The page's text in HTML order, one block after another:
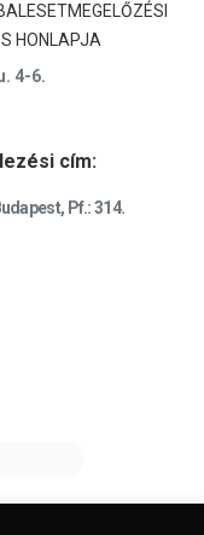
HONLAPJA
4-6.
cím:
Pf.: 314.